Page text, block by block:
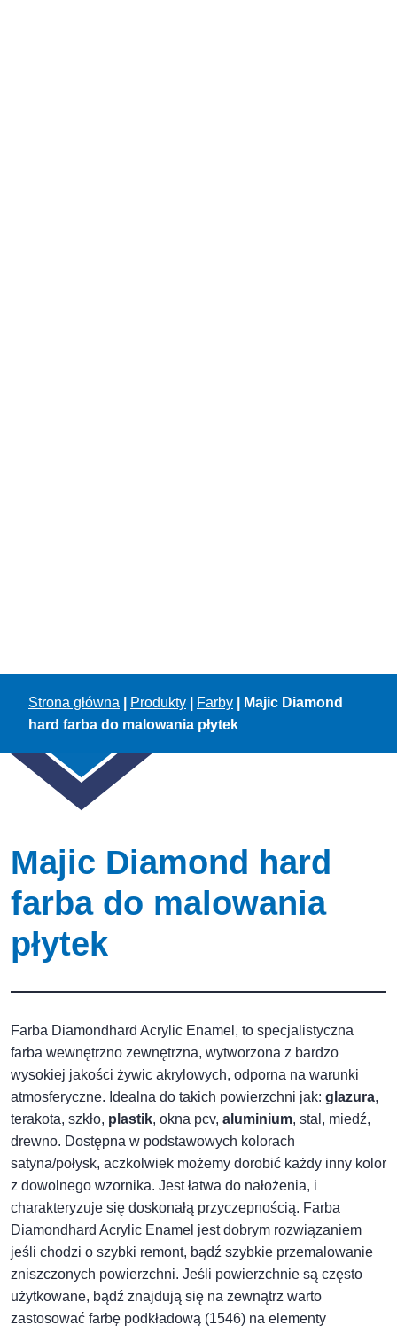
Strona główna Produkty Farby
Majic Diamond
hard farba do malowania płytek
Majic Diamond hard
farba do malowania
płytek
Farba Diamondhard Acrylic Enamel, to specjalistyczna
farba wewnętrzno zewnętrzna, wytworzona z bardzo
wysokiej jakości żywic akrylowych, odporna na warunki
atmosferyczne. Idealna do takich powierzchni jak: glazura,
terakota, szkło, plastik, okna pcv, aluminium, stal, miedź,
drewno. Dostępna w podstawowych kolorach
satyna/połysk, aczkolwiek możemy dorobić każdy inny kolor
z dowolnego wzornika. Jest łatwa do nałożenia, i
charakteryzuje się doskonałą przyczepnością. Farba
Diamondhard Acrylic Enamel jest dobrym rozwiązaniem
jeśli chodzi o szybki remont, bądź szybkie przemalowanie
zniszczonych powierzchni. Jeśli powierzchnie są często
użytkowane, bądź znajdują się na zewnątrz warto
zastosować farbę podkładową (1546) na elementy